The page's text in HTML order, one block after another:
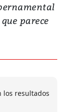
parece
los resultados